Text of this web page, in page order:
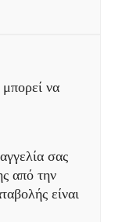
να
σας
από την
είναι